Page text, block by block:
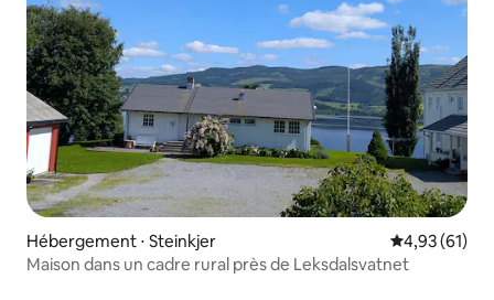
Hébergement ⋅ Steinkjer Évaluation
4,93 (61)
Maison dans un cadre rural près de Leksdalsvatnet